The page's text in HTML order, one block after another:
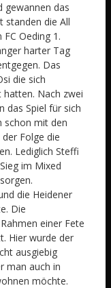
gewannen das
standen die All
Oeding 1.
harter Tag
Das
die sich
hatten. Nach zwei
das Spiel für sich
schon mit den
Folge die
Lediglich Steffi
im Mixed
die Heidener
Die
einer Fete
Hier wurde der
ausgiebig
man auch in
möchte.